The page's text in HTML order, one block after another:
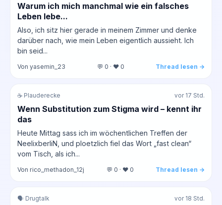
Warum ich mich manchmal wie ein falsches
Leben lebe...
Also, ich sitz hier gerade in meinem Zimmer und denke
darüber nach, wie mein Leben eigentlich aussieht. Ich
bin seid...
Von yasemin_23 💬 0 · ❤️ 0 Thread lesen →
☕ Plauderecke vor 17 Std.
Wenn Substitution zum Stigma wird – kennt ihr
das
Heute Mittag sass ich im wöchentlichen Treffen der
NeelixberliN, und ploetzlich fiel das Wort „fast clean“
vom Tisch, als ich...
Von rico_methadon_12j 💬 0 · ❤️ 0 Thread lesen →
🗣️ Drugtalk vor 18 Std.